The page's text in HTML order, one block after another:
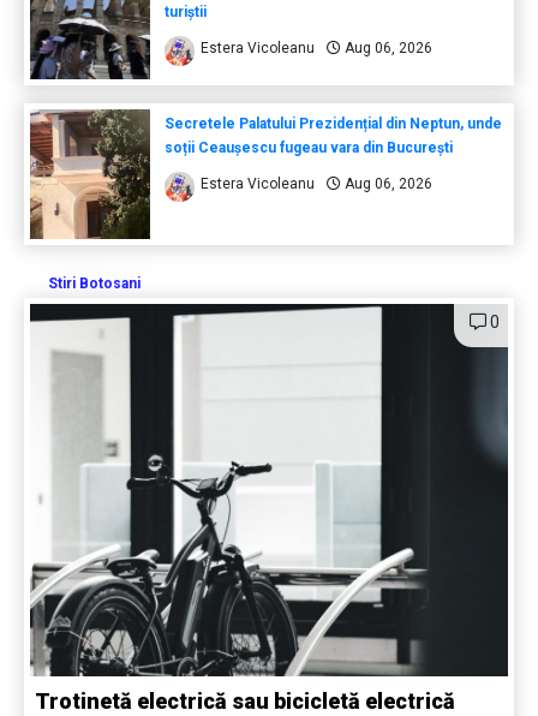
turiștii
Estera Vicoleanu Aug 06, 2026
Secretele Palatului Prezidențial din Neptun, unde
soții Ceaușescu fugeau vara din București
Estera Vicoleanu Aug 06, 2026
Stiri Botosani
0
Trotinetă electrică sau bicicletă electrică